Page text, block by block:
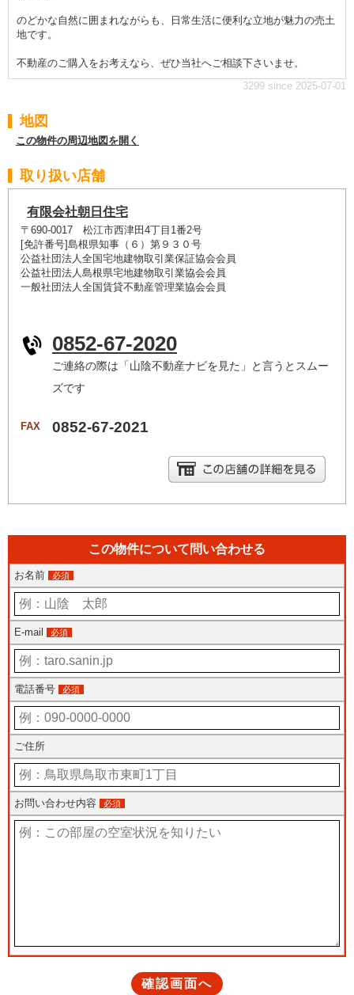
のどかな自然に囲まれながらも、日常生活に便利な立地が魅力の売土
地です。
不動産のご購入をお考えなら、ぜひ当社へご相談下さいませ。
3299 since 2025-07-01
地図
この物件の周辺地図を開く
取り扱い店舗
有限会社朝日住宅
〒690-0017 松江市西津田4丁目1番2号
[免許番号]島根県知事（６）第９３０号
公益社団法人全国宅地建物取引業保証協会会員
公益社団法人島根県宅地建物取引業協会会員
一般社団法人全国賃貸不動産管理業協会会員
0852-67-2020
ご連絡の際は「山陰不動産ナビを見た」と言うとスムー
ズです
FAX 0852-67-2021